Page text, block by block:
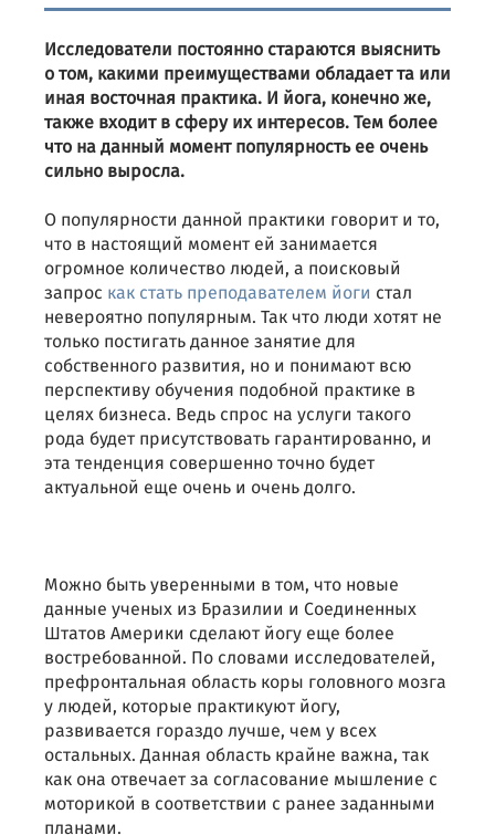
Исследователи постоянно стараются выяснить
о том, какими преимуществами обладает та или
иная восточная практика. И йога, конечно же,
также входит в сферу их интересов. Тем более
что на данный момент популярность ее очень
сильно выросла.
О популярности данной практики говорит и то,
что в настоящий момент ей занимается
огромное количество людей, а поисковый
запрос как стать преподавателем йоги стал
невероятно популярным. Так что люди хотят не
только постигать данное занятие для
собственного развития, но и понимают всю
перспективу обучения подобной практике в
целях бизнеса. Ведь спрос на услуги такого
рода будет присутствовать гарантированно, и
эта тенденция совершенно точно будет
актуальной еще очень и очень долго.
Можно быть уверенными в том, что новые
данные ученых из Бразилии и Соединенных
Штатов Америки сделают йогу еще более
востребованной. По словами исследователей,
префронтальная область коры головного мозга
у людей, которые практикуют йогу,
развивается гораздо лучше, чем у всех
остальных. Данная область крайне важна, так
как она отвечает за согласование мышление с
моторикой в соответствии с ранее заданными
планами.